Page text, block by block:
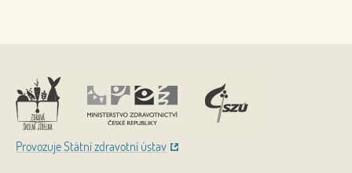
Provozuje Státní zdravotní ústav